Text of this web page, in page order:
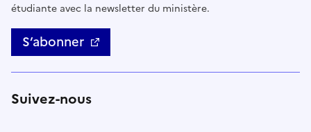
étudiante avec la newsletter du ministère.
S’abonner
Suivez-nous